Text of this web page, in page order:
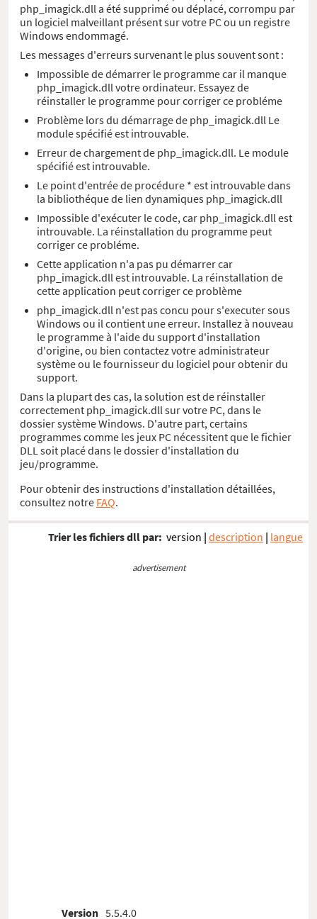
php_imagick.dll a été supprimé ou déplacé, corrompu par
un logiciel malveillant présent sur votre PC ou un registre
Windows endommagé.
Les messages d'erreurs survenant le plus souvent sont :
Impossible de démarrer le programme car il manque
php_imagick.dll votre ordinateur. Essayez de
réinstaller le programme pour corriger ce probléme
Problème lors du démarrage de php_imagick.dll Le
module spécifié est introuvable.
Erreur de chargement de php_imagick.dll. Le module
spécifié est introuvable.
Le point d'entrée de procédure * est introuvable dans
la bibliothéque de lien dynamiques php_imagick.dll
Impossible d'exécuter le code, car php_imagick.dll est
introuvable. La réinstallation du programme peut
corriger ce probléme.
Cette application n'a pas pu démarrer car
php_imagick.dll est introuvable. La réinstallation de
cette application peut corriger ce problème
php_imagick.dll n'est pas concu pour s'executer sous
Windows ou il contient une erreur. Installez à nouveau
le programme à l'aide du support d'installation
d'origine, ou bien contactez votre administrateur
système ou le fournisseur du logiciel pour obtenir du
support.
Dans la plupart des cas, la solution est de réinstaller
correctement php_imagick.dll sur votre PC, dans le
dossier système Windows. D'autre part, certains
programmes comme les jeux PC nécessitent que le fichier
DLL soit placé dans le dossier d'installation du
jeu/programme.
Pour obtenir des instructions d'installation détaillées,
consultez notre FAQ.
Trier les fichiers dll par: version | description | langue
advertisement
Version 5.5.4.0